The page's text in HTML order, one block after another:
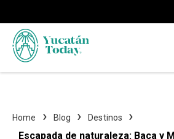
Home Blog Destinos
Escapada de naturaleza: Baca y